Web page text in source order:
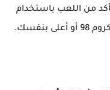
من اللعب باستخدام